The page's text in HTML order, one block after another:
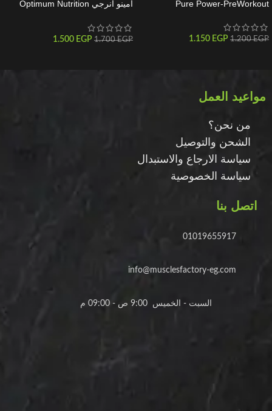
Pure Power-PreWorkout
1.200EGP
1.150 EGP
امينو انرجي Optimum Nutrition
1.700EGP
1.500 EGP
مواعيد العمل
من نحن؟
الشحن والتوصيل
سياسة الارجاع والاستبدال
سياسة الخصوصية
اتصل بنا
01019655917
info@musclesfactory-eg.com
السبت - الخميس 9:00 ص - 09:00 م